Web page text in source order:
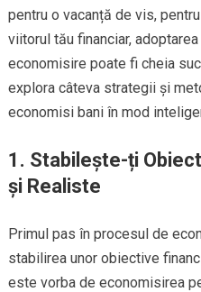
pentru o vacanță de vis,
viitorul tău financiar,
economisire poate fi cheia
explora câteva strategii și
economisi bani în mod
1. Stabilește-ți
și Realiste
Primul pas în procesul de
stabilirea unor obiective
este vorba de economisirea